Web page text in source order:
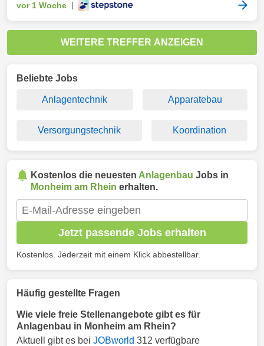
vor 1 Woche
WEITERE TREFFER ANZEIGEN
Beliebte Jobs
Anlagentechnik Apparatebau
Versorgungstechnik Koordination
Kostenlos die neuesten Anlagenbau Jobs in
Monheim am Rhein erhalten.
Jetzt passende Jobs erhalten
Kostenlos. Jederzeit mit einem Klick abbestellbar.
Häufig gestellte Fragen
Wie viele freie Stellenangebote gibt es für
Anlagenbau in Monheim am Rhein?
Aktuell gibt es bei JOBworld 312 verfügbare